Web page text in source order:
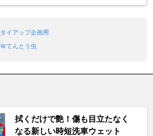
タイアップ企画用
Ｗてんとう虫
拭くだけで艶！傷も目立たなく
なる新しい時短洗車ウェット